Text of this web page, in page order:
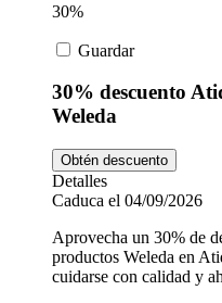
30%
Guardar
30% descuento
Weleda
Obtén descuento
Detalles
Caduca el 04/09/2026
Aprovecha un 30% de
productos Weleda en
cuidarse con calidad y